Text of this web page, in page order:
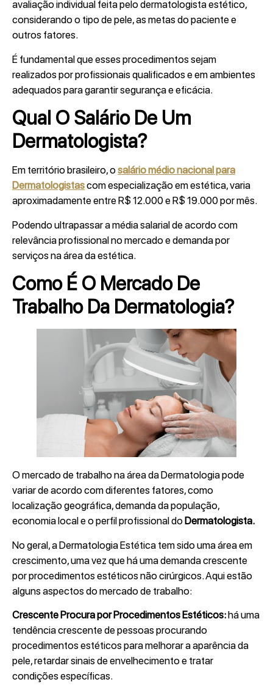
avaliação individual feita pelo dermatologista estético,
considerando o tipo de pele, as metas do paciente e
outros fatores.
É fundamental que esses procedimentos sejam
realizados por profissionais qualificados e em ambientes
adequados para garantir segurança e eficácia.
Qual O Salário De Um
Dermatologista?
Em território brasileiro, osalário médio nacional para
Dermatologistascom especialização em estética, varia
aproximadamente entre R$ 12.000 e R$ 19.000 por mês.
Podendo ultrapassar a média salarial de acordo com
relevância profissional no mercado e demanda por
serviços na área da estética.
Como É O Mercado De
Trabalho Da Dermatologia?
O mercado de trabalho na área da Dermatologia pode
variar de acordo com diferentes fatores, como
localização geográfica, demanda da população,
economia local e o perfil profissional doDermatologista.
No geral, a Dermatologia Estética tem sido uma área em
crescimento, uma vez que há uma demanda crescente
por procedimentos estéticos não cirúrgicos. Aqui estão
alguns aspectos do mercado de trabalho:
Crescente Procura por Procedimentos Estéticos:há uma
tendência crescente de pessoas procurando
procedimentos estéticos para melhorar a aparência da
pele, retardar sinais de envelhecimento e tratar
condições específicas.